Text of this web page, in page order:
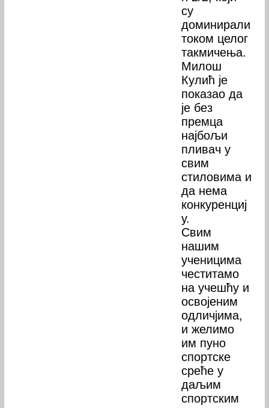
су
доминирали
током целог
такмичења.
Милош
Кулић је
показао да
је без
премца
најбољи
пливач у
свим
стиловима и
да нема
конкуренциј
у.
Свим
нашим
ученицима
честитамо
на учешћу и
освојеним
одличјима,
и желимо
им пуно
спортске
среће у
даљим
спортским